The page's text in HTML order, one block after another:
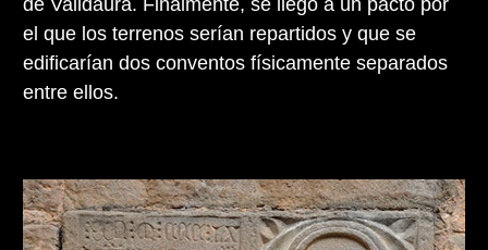
el que los terrenos serían repartidos y que se
edificarían dos conventos físicamente separados
entre ellos.